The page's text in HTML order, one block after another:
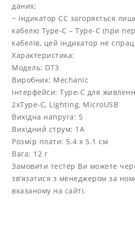
даних;
~ індикатор CC загоряється
кабелю Type-C – Type-C (при
кабелів, цей індикатор не
Характеристика:
Модель: DT3
Виробник: Mechanic
Інтерфейси: Type-C для
2xType-C, Lighting, MicroUSB
Вихідна напруга: 5
Вихідний струм: 1А
Розмір плати: 5.4 х 5.1 см
Вага: 12 г
Замовити тестер Ви можете
зв’язатися з менеджером за
вказаному на сайті.